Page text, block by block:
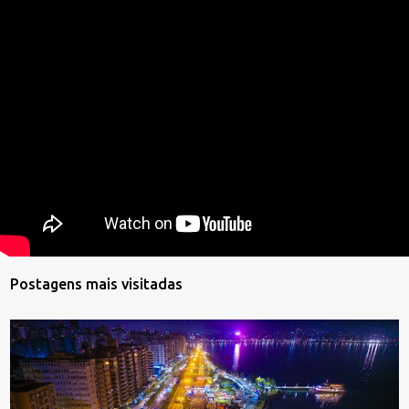
Postagens mais visitadas